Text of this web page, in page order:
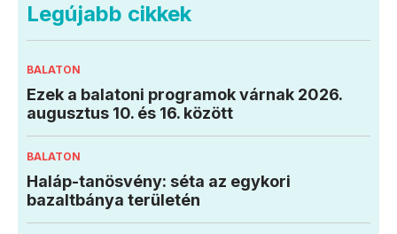
Legújabb cikkek
BALATON
Ezek a balatoni programok várnak 2026.
augusztus 10. és 16. között
BALATON
Haláp-tanösvény: séta az egykori
bazaltbánya területén